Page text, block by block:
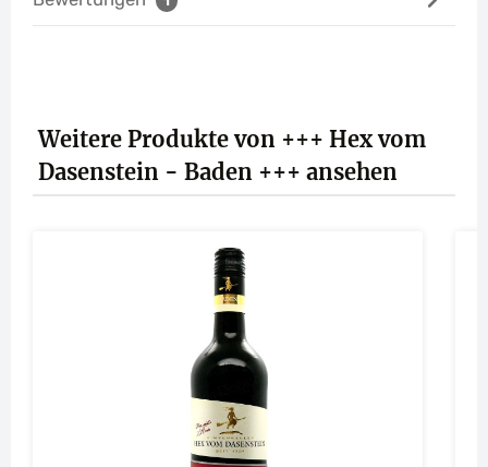
Produktgalerie überspringen
Weitere Produkte von +++ Hex vom
Dasenstein - Baden +++ ansehen